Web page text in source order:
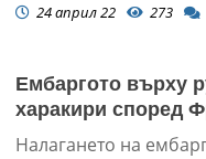
24 април 22 273
Ембаргото върху
харакири според
Налагането на